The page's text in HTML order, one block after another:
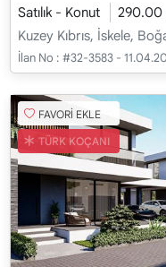
Satılık - Konut 290.00
Kuzey Kıbrıs, İskele,
İlan No : #32-3583 -
FAVORİ EKLE
TÜRK KOÇANI